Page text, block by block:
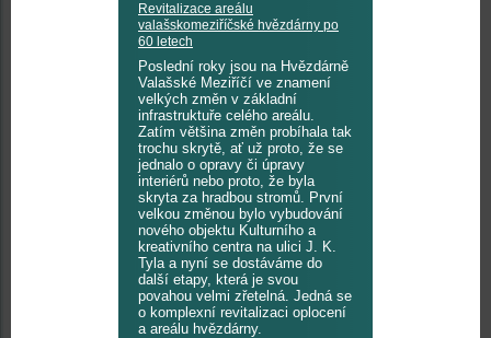
Revitalizace areálu
valašskomeziříčské hvězdárny po
60 letech
Poslední roky jsou na Hvězdárně
Valašské Meziříčí ve znamení
velkých změn v základní
infrastruktuře celého areálu.
Zatím většina změn probíhala tak
trochu skrytě, ať už proto, že se
jednalo o opravy či úpravy
interiérů nebo proto, že byla
skryta za hradbou stromů. První
velkou změnou bylo vybudování
nového objektu Kulturního a
kreativního centra na ulici J. K.
Tyla a nyní se dostáváme do
další etapy, která je svou
povahou velmi zřetelná. Jedná se
o komplexní revitalizaci oplocení
a areálu hvězdárny.